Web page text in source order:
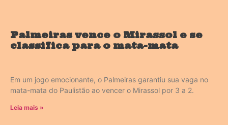
Palmeiras vence o Mirassol e se
classifica para o mata-mata
Em um jogo emocionante, o Palmeiras garantiu sua vaga no
mata-mata do Paulistão ao vencer o Mirassol por 3 a 2.
Leia mais »